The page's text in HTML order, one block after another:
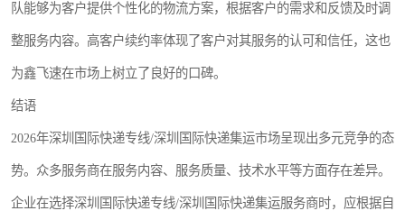
队能够为客户提供个性化的物流方案，根据客户的需求和反馈及时调
整服务内容。高客户续约率体现了客户对其服务的认可和信任，这也
为鑫飞速在市场上树立了良好的口碑。
结语
2026年深圳国际快递专线/深圳国际快递集运市场呈现出多元竞争的态
势。众多服务商在服务内容、服务质量、技术水平等方面存在差异。
企业在选择深圳国际快递专线/深圳国际快递集运服务商时，应根据自